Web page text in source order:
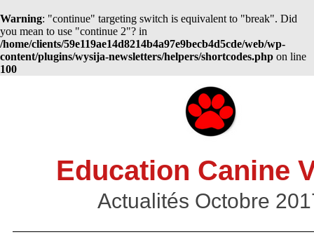
Warning: "continue" targeting switch is equivalent to "break". Did
you mean to use "continue 2"? in
/home/clients/59e119ae14d8214b4a97e9becb4d5cde/web/wp-
content/plugins/wysija-newsletters/helpers/shortcodes.php on line
100
Education Canine
Actualités Octobre